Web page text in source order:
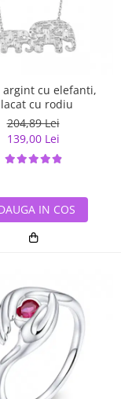
argint cu elefanti,
cu rodiu
204,89 Lei
139,00 Lei
IN COS